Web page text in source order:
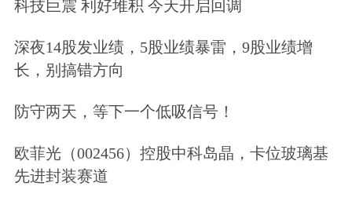
亦是证监会将传递型内幕交易列为重点
监管部门对内幕交易一直保持着高压态
科技巨震 利好堆积 今天开启回调
深夜14股发业绩，5股业绩暴雷，9股业绩增
长，别搞错方向
防守两天，等下一个低吸信号！
欧菲光（002456）控股中科岛晶，卡位玻璃基
先进封装赛道